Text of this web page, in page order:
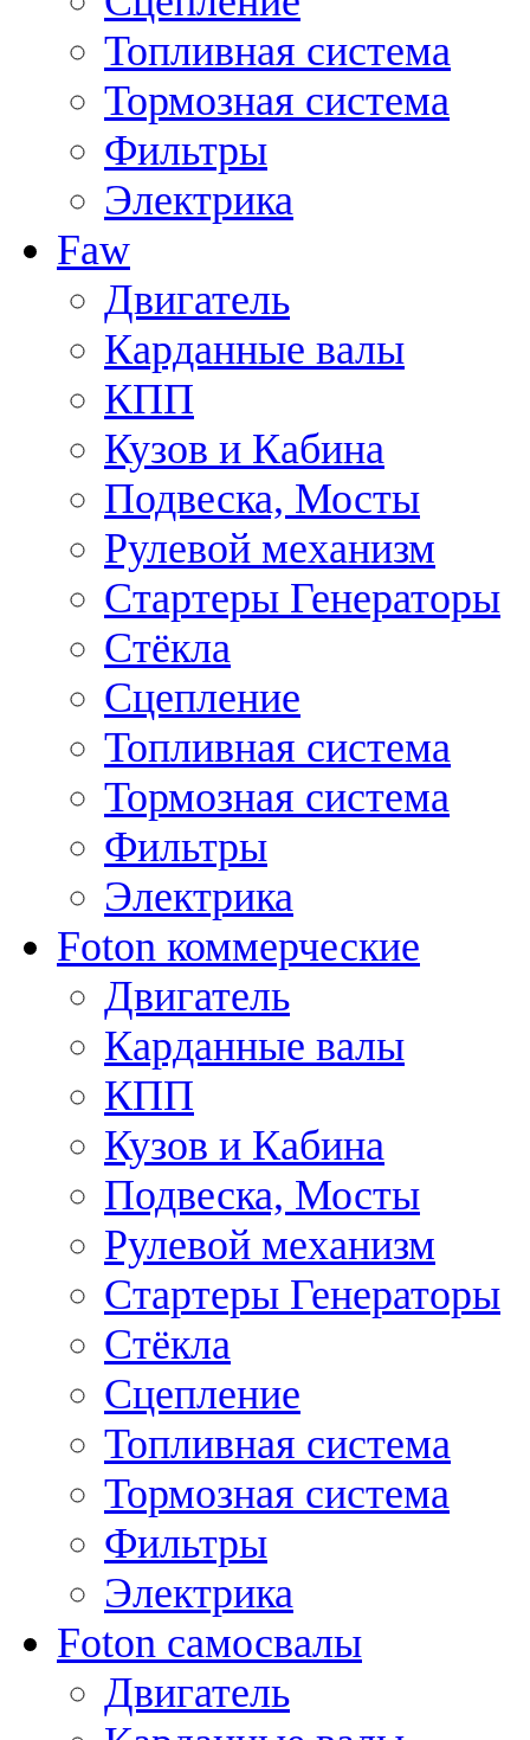
Топливная система
Тормозная система
Фильтры
Электрика
Faw
Двигатель
Карданные валы
КПП
Кузов и Кабина
Подвеска, Мосты
Рулевой механизм
Стартеры Генераторы
Стёкла
Сцепление
Топливная система
Тормозная система
Фильтры
Электрика
Foton коммерческие
Двигатель
Карданные валы
КПП
Кузов и Кабина
Подвеска, Мосты
Рулевой механизм
Стартеры Генераторы
Стёкла
Сцепление
Топливная система
Тормозная система
Фильтры
Электрика
Foton самосвалы
Двигатель